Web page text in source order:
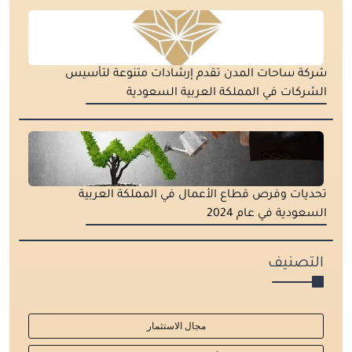
شركة ساحات المدن تقدم إرشادات متنوعة لتأسيس
الشركات في المملكة العربية السعودية
تحديات وفرص قطاع الأعمال في المملكة العربية
السعودية في عام 2024
التصنيف
مجال الاستثمار